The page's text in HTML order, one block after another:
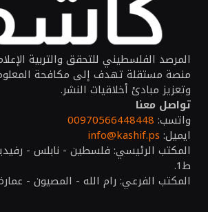
المرصد الفلسطيني للتحقق والتربية
منصة مستقلة تهدف إلى مكافحة
وتعزيز مبادئ أخلاقيات النشر.
تواصل معنا
واتسب: 00970566448448
ايميل: info@kashif.ps
المكتب الرئيسي: فلسطين - نابلس -
ط1.
المكتب الفرعي: رام الله - المصيون -